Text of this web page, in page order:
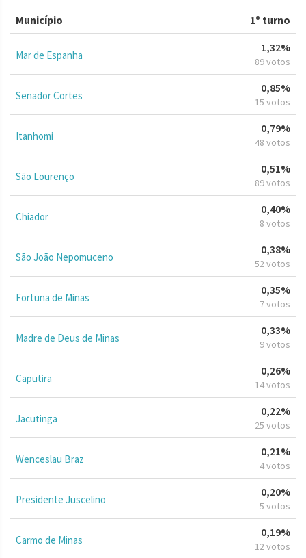
Município 1º turno
Mar de Espanha
1,32%
89 votos
Senador Cortes
0,85%
15 votos
Itanhomi
0,79%
48 votos
São Lourenço
0,51%
89 votos
Chiador
0,40%
8 votos
São João Nepomuceno
0,38%
52 votos
Fortuna de Minas
0,35%
7 votos
Madre de Deus de Minas
0,33%
9 votos
Caputira
0,26%
14 votos
Jacutinga
0,22%
25 votos
Wenceslau Braz
0,21%
4 votos
Presidente Juscelino
0,20%
5 votos
Carmo de Minas
0,19%
12 votos